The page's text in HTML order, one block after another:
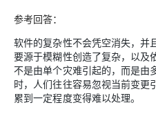
参考回答：
软件的复杂性不会凭空消失，并
要源于模糊性创造了复杂，以及
不是由单个灾难引起的，而是由
时，人们往往容易忽视当前变更
累到一定程度变得难以处理。